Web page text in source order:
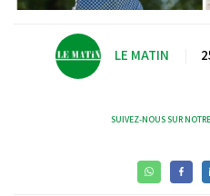
LE MATIN
SUIVEZ-NOUS SUR